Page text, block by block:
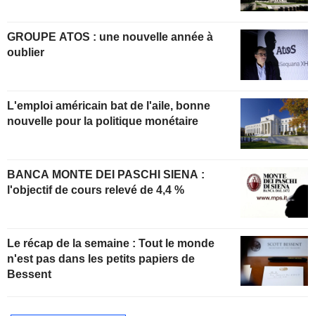
GROUPE ATOS : une nouvelle année à
oublier
L'emploi américain bat de l'aile, bonne
nouvelle pour la politique monétaire
BANCA MONTE DEI PASCHI SIENA :
l'objectif de cours relevé de 4,4 %
Le récap de la semaine : Tout le monde
n'est pas dans les petits papiers de
Bessent